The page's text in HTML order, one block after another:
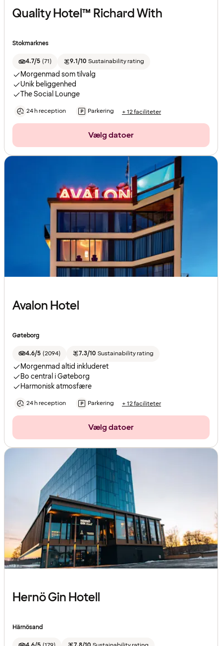
Quality Hotel™ Richard With
Stokmarknes
4.7/5 (71) 9.1/10 Sustainability rating
Morgenmad som tilvalg
Unik beliggenhed
The Social Lounge
24 h reception Parkering + 12 faciliteter
Vælg datoer
Avalon Hotel
Gøteborg
4.6/5 (2094) 7.3/10 Sustainability rating
Morgenmad altid inkluderet
Bo central i Gøteborg
Harmonisk atmosfære
24 h reception Parkering + 12 faciliteter
Vælg datoer
Hernö Gin Hotell
Härnösand